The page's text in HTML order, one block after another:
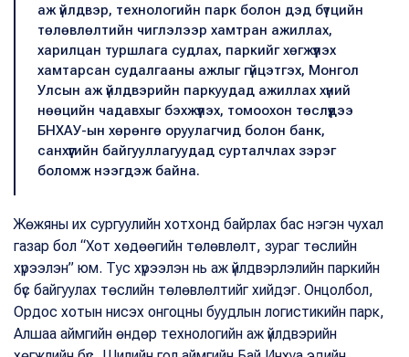
аж үйлдвэр, технологийн парк болон дэд бүтцийн
төлөвлөлтийн чиглэлээр хамтран ажиллах,
харилцан туршлага судлах, паркийг хөгжүүлэх
хамтарсан судалгааны ажлыг гүйцэтгэх, Монгол
Улсын аж үйлдвэрийн паркуудад ажиллах хүний
нөөцийн чадавхыг бэхжүүлэх, томоохон төслүүдээ
БНХАУ-ын хөрөнгө оруулагчид болон банк,
санхүүгийн байгууллагуудад сурталчлах зэрэг
боломж нээгдэж байна.
Жөжяны их сургуулийн хотхонд байрлах бас нэгэн чухал
газар бол “Хот хөдөөгийн төлөвлөлт, зураг төслийн
хүрээлэн” юм. Тус хүрээлэн нь аж үйлдвэрлэлийн паркийн
бүс байгуулах төслийн төлөвлөлтийг хийдэг. Онцолбол,
Ордос хотын нисэх онгоцны буудлын логистикийн парк,
Алшаа аймгийн өндөр технологийн аж үйлдвэрийн